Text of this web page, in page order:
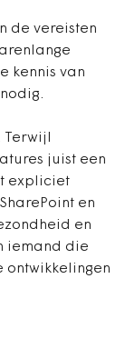
de vereisten
kennis van
juist een
expliciet
en
en
iemand die
ontwikkelingen